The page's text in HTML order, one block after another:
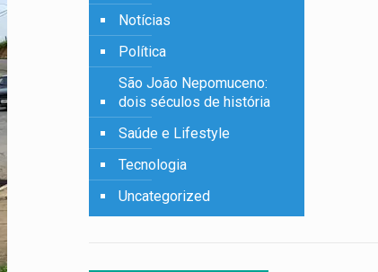
Notícias
Política
São João Nepomuceno:
dois séculos de história
Saúde e Lifestyle
Tecnologia
Uncategorized